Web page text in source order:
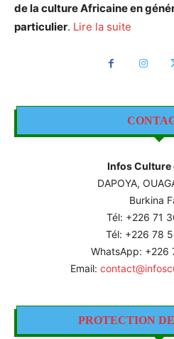
de la culture Africaine en
particulier. Lire la suite
Infos Culture
DAPOYA,
Burkina
Tél: +226 71
Tél: +226 78
WhatsApp: +226
Email:
PROTECTION